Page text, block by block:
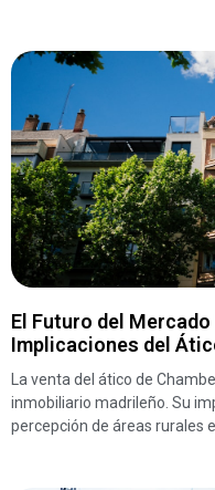
El Futuro del
Implicaciones del
La venta del ático de
inmobiliario madrileño. Su
percepción de áreas rurales